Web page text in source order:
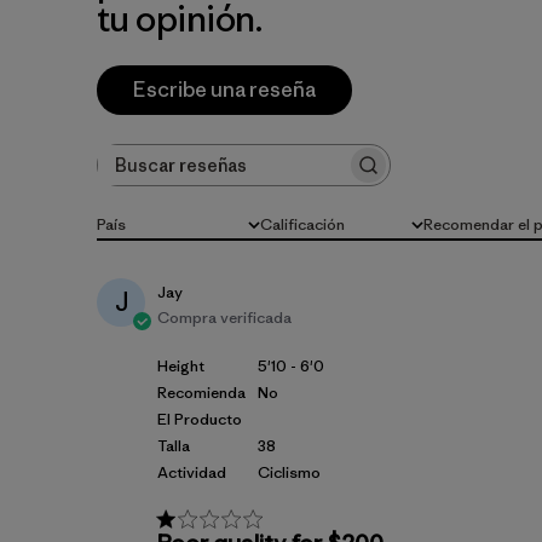
tu opinión.
Escribe una reseña
Buscar reseñas
Calificación
Todas las clasificaciones
País
Todo Recomendar el
Todo
J
Jay
Compra verificada
Height
Recomienda
El Producto
Talla
Actividad
5'10 - 6'0
No
38
Ciclismo